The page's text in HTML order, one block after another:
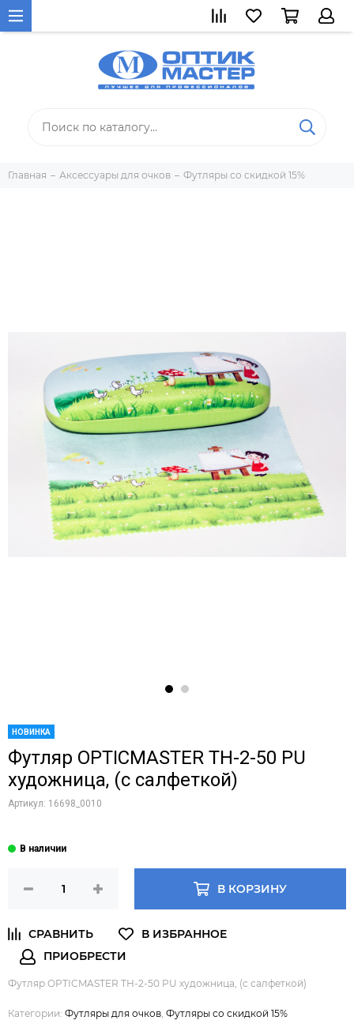
Главная Аксессуары для очков Футляры со скидкой 15%
НОВИНКА
Футляр OPTICMASTER ТН-2-50 PU
художница, (с салфеткой)
Артикул: 16698_0010
В КОРЗИНУ
Футляр OPTICMASTER ТН-2-50 PU художница, (с салфеткой)
Категории: Футляры для очков, Футляры со скидкой 15%